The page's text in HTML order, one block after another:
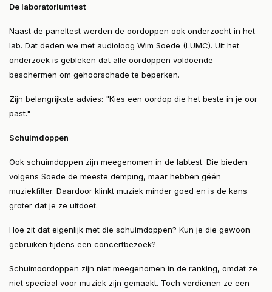
De laboratoriumtest
Naast de paneltest werden de oordoppen ook onderzocht in het
lab. Dat deden we met audioloog Wim Soede (LUMC). Uit het
onderzoek is gebleken dat alle oordoppen voldoende
beschermen om gehoorschade te beperken.
Zijn belangrijkste advies: "Kies een oordop die het beste in je oor
past."
Schuimdoppen
Ook schuimdoppen zijn meegenomen in de labtest. Die bieden
volgens Soede de meeste demping, maar hebben géén
muziekfilter. Daardoor klinkt muziek minder goed en is de kans
groter dat je ze uitdoet.
Hoe zit dat eigenlijk met die schuimdoppen? Kun je die gewoon
gebruiken tijdens een concertbezoek?
Schuimoordoppen zijn niet meegenomen in de ranking, omdat ze
niet speciaal voor muziek zijn gemaakt. Toch verdienen ze een